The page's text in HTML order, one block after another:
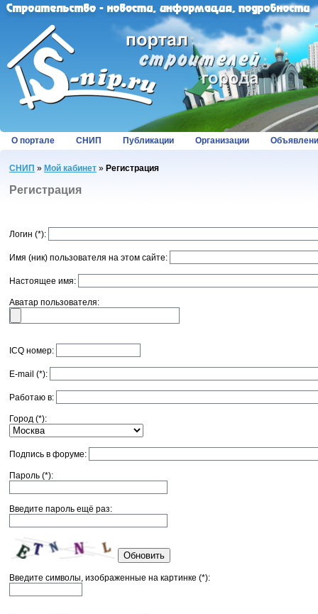
О портале СНИП Публикации Организации
СНИП » Мой кабинет » Регистрация
Регистрация
Логин (*):
Имя (ник) пользователя на этом сайте:
Настоящее имя:
Аватар пользователя:
ICQ номер:
E-mail (*):
Работаю в:
Город (*):
Подпись в форуме:
Пароль (*):
Введите пароль ещё раз:
Обновить
Введите символы, изображенные на картинке (*):